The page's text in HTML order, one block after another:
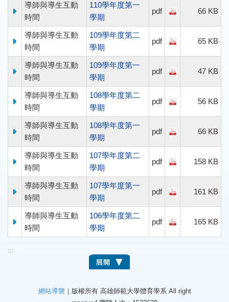
導師與導生互動
時間
110學年度第一
學期
pdf 66 KB
導師與導生互動
時間
109學年度第二
學期
pdf 65 KB
導師與導生互動
時間
109學年度第一
學期
pdf 47 KB
導師與導生互動
時間
108學年度第二
學期
pdf 56 KB
導師與導生互動
時間
108學年度第一
學期
pdf 66 KB
導師與導生互動
時間
107學年度第二
學期
pdf 158 KB
導師與導生互動
時間
107學年度第一
學期
pdf 161 KB
導師與導生互動
時間
106學年度第二
學期
pdf 165 KB
:::
網站導覽 ｜版權所有 高雄師範大學體育學系 All right